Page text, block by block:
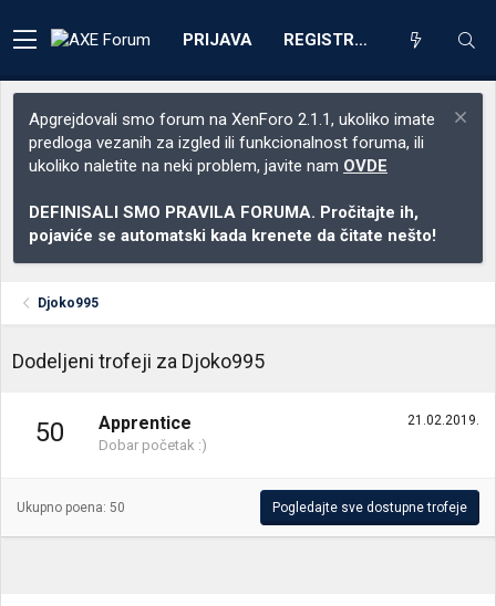
PRIJAVA REGISTRACIJA
Apgrejdovali smo forum na XenForo 2.1.1, ukoliko imate
predloga vezanih za izgled ili funkcionalnost foruma, ili
ukoliko naletite na neki problem, javite nam OVDE
DEFINISALI SMO PRAVILA FORUMA. Pročitajte ih,
pojaviće se automatski kada krenete da čitate nešto!
Djoko995
Dodeljeni trofeji za Djoko995
50 21.02.2019.
Apprentice
Dobar početak :)
Ukupno poena: 50 Pogledajte sve dostupne trofeje